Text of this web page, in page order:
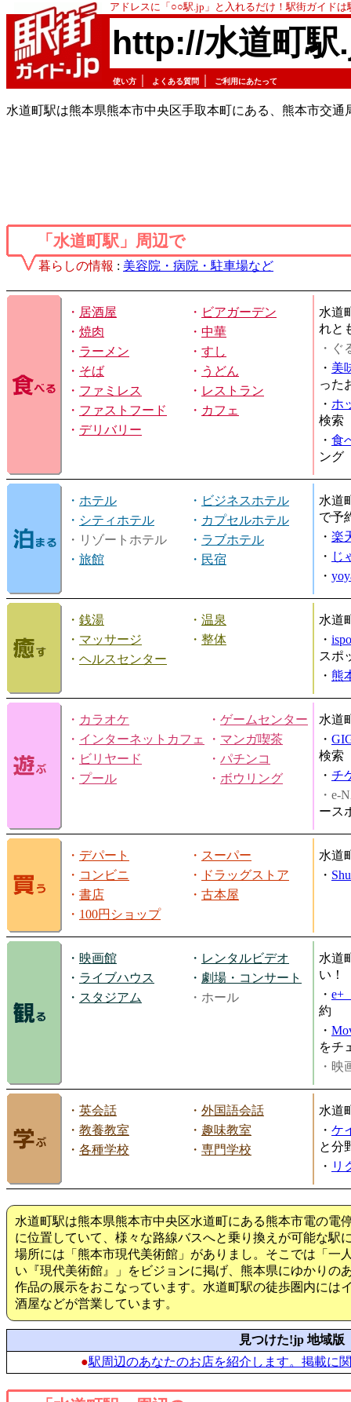
アドレスに「○○駅.jp」と入れるだけ！駅街ガイド
http://水道町駅
使い方 よくある質問 ご利用にあたって
水道町駅は熊本県熊本市中央区手取本町にある、熊本市交通
「水道町駅」周辺で
暮らしの情報 : 美容院・病院・駐車場など
・ 居酒屋 ・ ビアガーデン
・ 焼肉 ・ 中華
・ ラーメン ・ すし
・ そば ・ うどん
・ ファミレス ・ レストラン
・ ファストフード ・ カフェ
・ デリバリー
水道
れと
・ぐ
・ 美
った
・ ホ
検索
・ 食
ング
・ ホテル ・ ビジネスホテル
・ シティホテル ・ カプセルホテル
・リゾートホテル
・ ラブホテル
・ 旅館 ・ 民宿
水道
で予
・ 楽
・ じ
・
・ 銭湯 ・ 温泉
・ マッサージ ・ 整体
・ ヘルスセンター
水道
・
スポ
・ 熊
・ カラオケ ・ ゲームセンター
・ インターネットカフェ ・ マンガ喫茶
・ ビリヤード ・ パチンコ
・ プール ・ ボウリング
水道
・
検索
・ チ
・e-
ース
・ デパート ・ スーパー
・ コンビニ ・
ドラッグストア
・ 書店 ・ 古本屋
・ 100円ショップ
水道
・
・ 映画館 ・ レンタルビデオ
・ ライブハウス ・ 劇場・コンサート
・ スタジアム ・ホール
水道
い！
・ e+
約
・
をチ
・映
・ 英会話 ・ 外国語会話
・ 教養教室 ・ 趣味教室
・ 各種学校 ・ 専門学校
水道
・ ケ
と分
・ リ
水道町駅は熊本県熊本市中央区水道町にある熊本市電の電
に位置していて、様々な路線バスへと乗り換えが可能な駅
場所には「熊本市現代美術館」がありまし。そこでは「一
い『現代美術館』」をビジョンに掲げ、熊本県にゆかりの
作品の展示をおこなっています。水道町駅の徒歩圏内には
酒屋などが営業しています。
見つけた!jp 地域版
●駅周辺のあなたのお店を紹介します。掲載に